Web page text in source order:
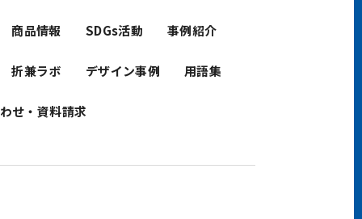
商品情報 SDGs活動 事例紹介
折兼ラボ デザイン事例 用語集
せ・資料請求